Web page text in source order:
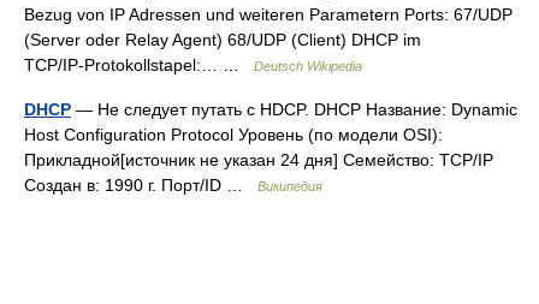
Bezug von IP Adressen und weiteren Parametern Ports: 67/UDP
(Server oder Relay Agent) 68/UDP (Client) DHCP im
TCP/IP‑Protokollstapel:… …
Deutsch Wikipedia
DHCP — Не следует путать с HDCP. DHCP Название: Dynamic
Host Configuration Protocol Уровень (по модели OSI):
Прикладной[источник не указан 24 дня] Семейство: TCP/IP
Создан в: 1990 г. Порт/ID …
Википедия